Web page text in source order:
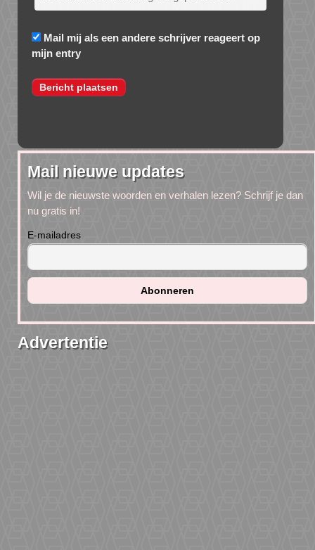
Mail mij als een andere schrijver reageert op
mijn entry
Mail nieuwe updates
Wil je de nieuwste woorden en verhalen lezen? Schrijf je dan
nu gratis in!
E-mailadres
Advertentie